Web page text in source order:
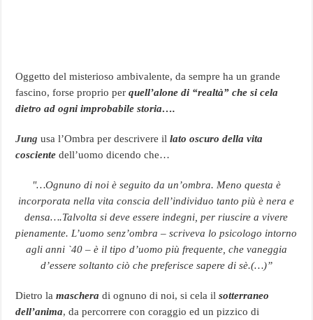
Oggetto del misterioso ambivalente, da sempre ha un grande
fascino, forse proprio perquell’alone di “realtà” che si cela
dietro ad ogni improbabile storia….
Jung usa l’Ombra per descrivere illato oscuro della vita
cosciente dell’uomo dicendo che…
"…Ognuno di noi è seguito da un’ombra. Meno questa è
incorporata nella vita conscia dell’individuo tanto più è nera e
densa….Talvolta si deve essere indegni, per riuscire a vivere
pienamente. L’uomo senz’ombra – scriveva lo psicologo intorno
agli anni `40 – è il tipo d’uomo più frequente, che vaneggia
d’essere soltanto ciò che preferisce sapere di sè.(…)”
Dietro lamaschera di ognuno di noi, si cela ilsotterraneo
dell’anima, da percorrere con coraggio ed un pizzico di